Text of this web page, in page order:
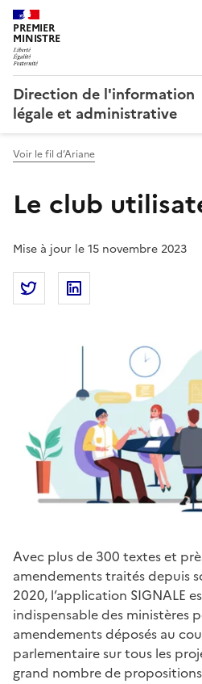
PREMIER
MINISTRE
Direction de l'information
légale et administrative
Voir le fil d’Ariane
Le club
Mise à jour le 15 novembre 2023
Partager la page
Partager Le club
Avec plus de 300 textes et
amendements traités depuis
2020, l’application SIGNALE
indispensable des ministères
amendements déposés au
parlementaire sur tous les
grand nombre de